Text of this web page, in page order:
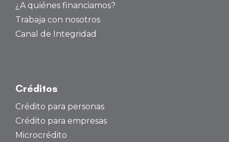
¿A quiénes financiamos?
Trabaja con nosotros
Canal de Integridad
Créditos
Crédito para personas
Crédito para empresas
Microcrédito